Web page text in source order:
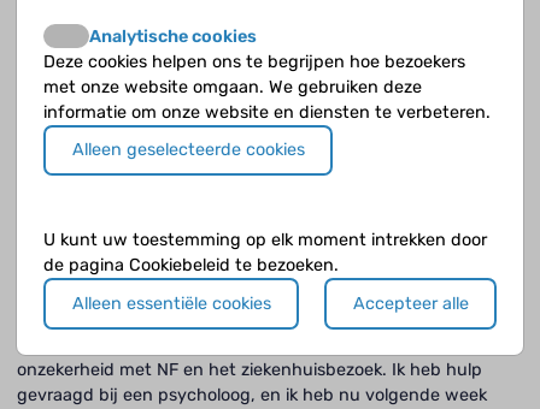
Kun je accepteren dat je NF hebt?
Ik weet niet of ik het echt accepteer, maar ik moet wel. Het is
een heel onzekere ziekte, het kan opeens ook echt slecht
gaan. Ik zou liever op een briefje krijgen dat ik over tien jaar
blind ben, dan weet ik waar ik aan toe ben. Dat is makkelijker
vind.
Zoek je hulp bij een psycholoog?
Eigenlijk sinds een halfjaar merkte ik dat het eigenlijk allemaal
te veel werd door studie, het bestuursjaar en zo veel
onzekerheid met NF en het ziekenhuisbezoek. Ik heb hulp
gevraagd bij een psycholoog, en ik heb nu volgende week
Analytische cookies
Deze cookies helpen ons te begrijpen hoe bezoekers
met onze website omgaan. We gebruiken deze
informatie om onze website en diensten te verbeteren.
Alleen geselecteerde cookies
U kunt uw toestemming op elk moment intrekken door
de pagina Cookiebeleid te bezoeken.
Alleen essentiële cookies
Accepteer alle